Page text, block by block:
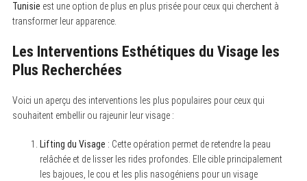
Tunisie est une option de plus en plus prisée pour ceux qui cherchent à
transformer leur apparence.
Les Interventions Esthétiques du Visage les
Plus Recherchées
Voici un aperçu des interventions les plus populaires pour ceux qui
souhaitent embellir ou rajeunir leur visage :
Lifting du Visage : Cette opération permet de retendre la peau
relâchée et de lisser les rides profondes. Elle cible principalement
les bajoues, le cou et les plis nasogéniens pour un visage